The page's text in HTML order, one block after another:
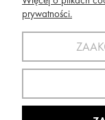
SPORT 2002 ||
Wszelkie
Wdrożenie:
prywatności.